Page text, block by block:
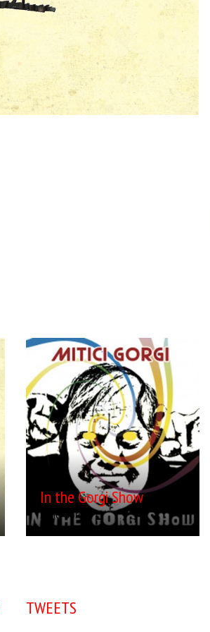
In the Gorgi Show
Mitici Gorgi
In the Gorgi Show
Artist: Mitici Gorgi
Release Date: 2014-06-03
Genre: Elettro punk
Produced By: Millessei dischi
TWEETS